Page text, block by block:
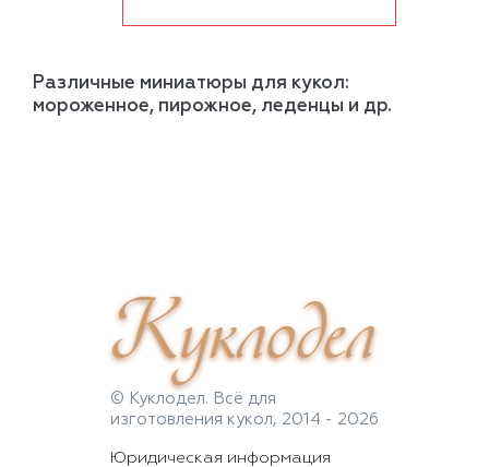
Различные миниатюры для кукол:
мороженное, пирожное, леденцы и др.
Куклодел
© Куклодел. Всё для
изготовления кукол, 2014 - 2026
Юридическая информация